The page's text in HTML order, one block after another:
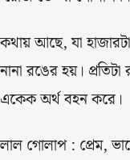
কথায় আছে, যা
নানা রঙের হয়।
একেক অর্থ বহন করে।
লাল গোলাপ : প্রেম,